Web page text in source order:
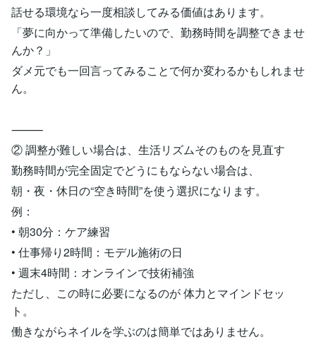
話せる環境なら一度相談してみる価値はあります。
「夢に向かって準備したいので、勤務時間を調整できませ
んか？」
ダメ元でも一回言ってみることで何か変わるかもしれませ
ん。
⸻
② 調整が難しい場合は、生活リズムそのものを見直す
勤務時間が完全固定でどうにもならない場合は、
朝・夜・休日の“空き時間”を使う選択になります。
例：
• 朝30分：ケア練習
• 仕事帰り2時間：モデル施術の日
• 週末4時間：オンラインで技術補強
ただし、この時に必要になるのが 体力とマインドセッ
ト。
働きながらネイルを学ぶのは簡単ではありません。